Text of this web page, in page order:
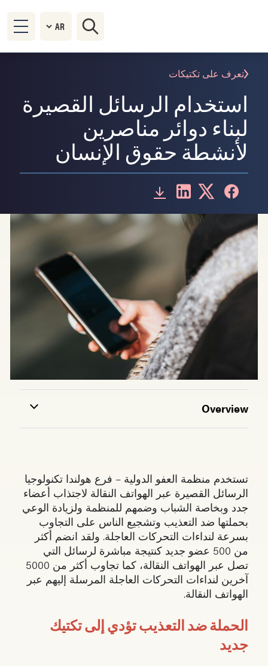
تعرف على تكتيكات
استخدام الرسائل القصيرة
لبناء دوائر مناصرين
لأنشطة حقوق الإنسان
Overview
تستخدم منظمة العفو الدولية – فرع هولندا تكنولوجيا
الرسائل القصيرة عبر الهواتف النقالة لاجتذاب أعضاء
جدد وبخاصة الشباب وضمهم للمنظمة ولزيادة الوعي
بحملتها ضد التعذيب وتشجيع الناس على التجاوب
بسرعة لنداءات التحركات العاجلة. ولقد انضم أكثر
من 500 عضو جديد كنتيجة مباشرة لرسائل التي
تصل عبر الهواتف النقالة، كما تجاوب أكثر من 5000
آخرين لنداءات التحركات العاجلة المرسلة إليهم عبر
الهواتف النقالة.
الحملة ضد التعذيب تؤدي إلى تكتيك
جديد